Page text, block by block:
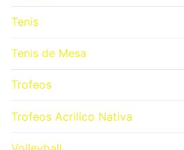
Tenis
Tenis de Mesa
Trofeos
Trofeos Acrilico Nativa